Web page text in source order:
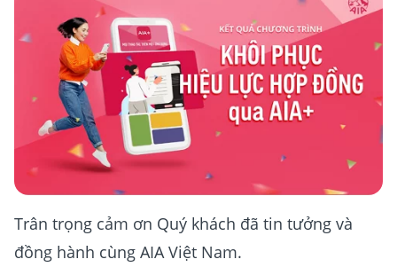
Trân trọng cảm ơn Quý khách đã tin tưởng và
đồng hành cùng AIA Việt Nam.